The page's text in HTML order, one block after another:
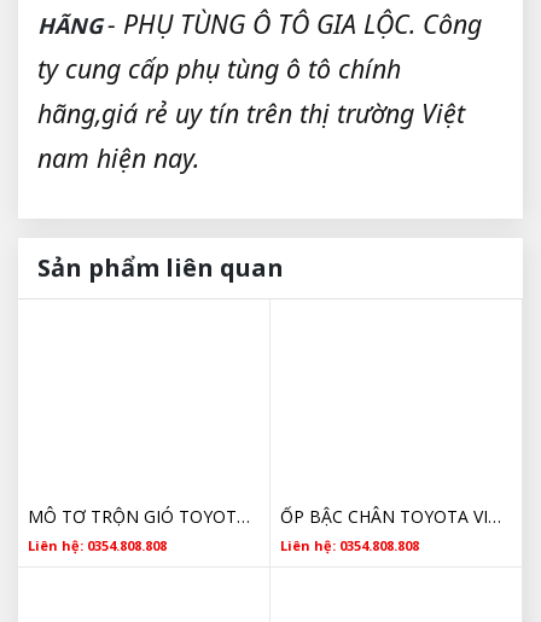
HÃNG- PHỤ TÙNG Ô TÔ GIA LỘC. Công
ty cung cấp phụ tùng ô tô chính
hãng,giá rẻ uy tín trên thị trường Việt
nam hiện nay.
Sản phẩm liên quan
MÔ TƠ TRỘN GIÓ TOYOTA GIÁ TỐT
Liên hệ: 0354.808.808
ỐP BẬC CHÂN TOYOTA VIOS CHÍNH HÃNG
Liên hệ: 0354.808.808